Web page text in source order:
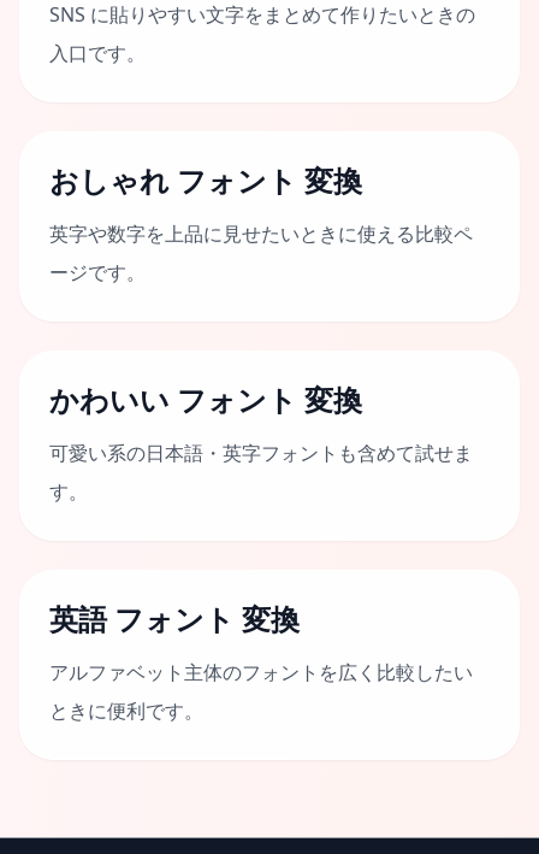
SNS に貼りやすい文字をまとめて作りたいときの
入口です。
おしゃれ フォント 変換
英字や数字を上品に見せたいときに使える比較ペ
ージです。
かわいい フォント 変換
可愛い系の日本語・英字フォントも含めて試せま
す。
英語 フォント 変換
アルファベット主体のフォントを広く比較したい
ときに便利です。